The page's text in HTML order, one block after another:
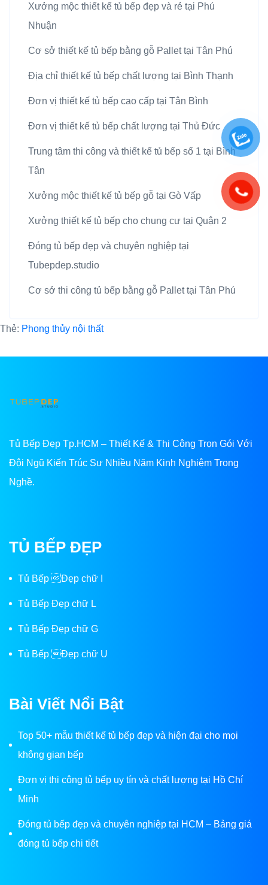
Xưởng mộc thiết kế tủ bếp đẹp và rẻ tại Phú
Nhuận
Cơ sở thiết kế tủ bếp bằng gỗ Pallet tại Tân Phú
Địa chỉ thiết kế tủ bếp chất lượng tại Bình Thạnh
Đơn vị thiết kế tủ bếp cao cấp tại Tân Bình
Đơn vị thiết kế tủ bếp chất lượng tại Thủ Đức
Trung tâm thi công và thiết kế tủ bếp số 1 tại Bình
Tân
Xưởng mộc thiết kế tủ bếp gỗ tại Gò Vấp
Xưởng thiết kế tủ bếp cho chung cư tại Quận 2
Đóng tủ bếp đẹp và chuyên nghiệp tại
Tubepdep.studio
Cơ sở thi công tủ bếp bằng gỗ Pallet tại Tân Phú
Thẻ: Phong thủy nội thất
Tủ Bếp Đẹp Tp.HCM – Thiết Kế & Thi Công Trọn Gói Với
Đội Ngũ Kiến Trúc Sư Nhiều Năm Kinh Nghiệm Trong
Nghề.
TỦ BẾP ĐẸP
Tủ Bếp Đẹp chữ I
Tủ Bếp Đẹp chữ L
Tủ Bếp Đẹp chữ G
Tủ Bếp Đẹp chữ U
Bài Viết Nổi Bật
Top 50+ mẫu thiết kế tủ bếp đẹp và hiện đại cho mọi
không gian bếp
Đơn vị thi công tủ bếp uy tín và chất lượng tại Hồ Chí
Minh
Đóng tủ bếp đẹp và chuyên nghiệp tại HCM – Bảng giá
đóng tủ bếp chi tiết